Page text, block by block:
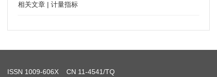
相关文章 | 计量指标
ISSN 1009-606X CN 11-4541/TQ